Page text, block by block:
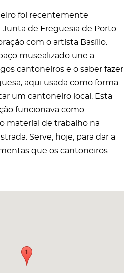
foi recentemente
Junta de Freguesia de Porto
com o artista Basílio.
musealizado une a
cantoneiros e o saber fazer
aqui usada como forma
um cantoneiro local. Esta
funcionava como
material de trabalho na
Serve, hoje, para dar a
que os cantoneiros